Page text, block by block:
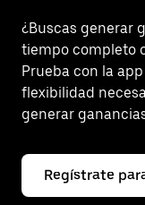
¿Buscas generar
tiempo completo
Prueba con la
flexibilidad
generar
Regístrate